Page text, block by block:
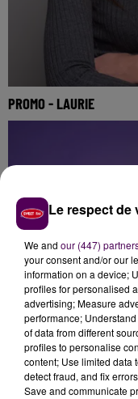
PROMO - LAURIE
Le respect de
We and our (447)
your consent and/or our
information on a device;
profiles for personalised
advertising; Measure
performance;
of data from different
profiles to personalise
content; Use limited data
detect fraud, and fix
Save and communicate